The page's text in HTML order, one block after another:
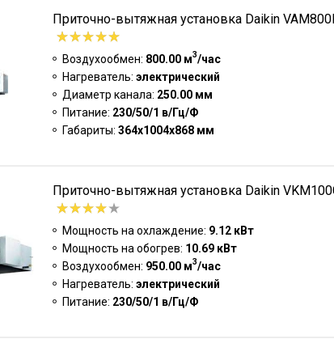
Приточно-вытяжная установка Daikin
Воздухообмен: 800.00 м3/час
Нагреватель: электрический
Диаметр канала: 250.00 мм
Питание: 230/50/1 в/Гц/Ф
Габариты: 364x1004x868 мм
Приточно-вытяжная установка Daikin
Мощность на охлаждение: 9.12 кВт
Мощность на обогрев: 10.69 кВт
Воздухообмен: 950.00 м3/час
Нагреватель: электрический
Питание: 230/50/1 в/Гц/Ф